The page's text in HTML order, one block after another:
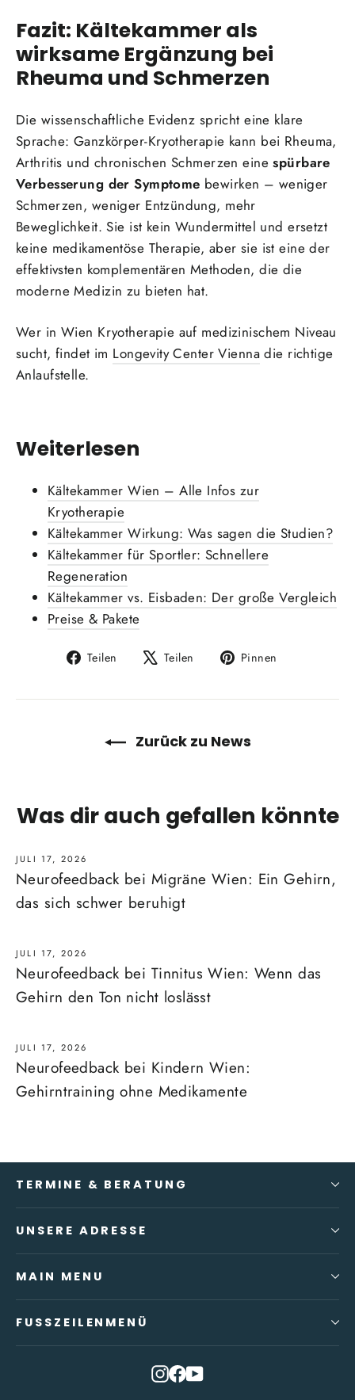
Fazit: Kältekammer als
wirksame Ergänzung bei
Rheuma und Schmerzen
Die wissenschaftliche Evidenz spricht eine klare
Sprache: Ganzkörper-Kryotherapie kann bei Rheuma,
Arthritis und chronischen Schmerzen einespürbare
Verbesserung der Symptome bewirken – weniger
Schmerzen, weniger Entzündung, mehr
Beweglichkeit. Sie ist kein Wundermittel und ersetzt
keine medikamentöse Therapie, aber sie ist eine der
effektivsten komplementären Methoden, die die
moderne Medizin zu bieten hat.
Wer in Wien Kryotherapie auf medizinischem Niveau
sucht, findet im Longevity Center Vienna die richtige
Anlaufstelle.
Weiterlesen
Kältekammer Wien – Alle Infos zur
Kryotherapie
Kältekammer Wirkung: Was sagen die Studien?
Kältekammer für Sportler: Schnellere
Regeneration
Kältekammer vs. Eisbaden: Der große Vergleich
Preise & Pakete
Teilen
Auf
teilen
Teilen
Auf
twittern
Pinnen
pinnen
Zurück zu News
Was dir auch gefallen könnte
JULI 17, 2026
Neurofeedback bei Migräne Wien: Ein Gehirn,
das sich schwer beruhigt
JULI 17, 2026
Neurofeedback bei Tinnitus Wien: Wenn das
Gehirn den Ton nicht loslässt
JULI 17, 2026
Neurofeedback bei Kindern Wien:
Gehirntraining ohne Medikamente
TERMINE & BERATUNG
UNSERE ADRESSE
MAIN MENU
FUSSZEILENMENÜ
Instagram
Facebook
YouTube